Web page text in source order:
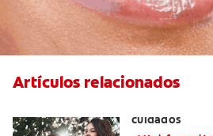
Artículos relacionados
cuidados